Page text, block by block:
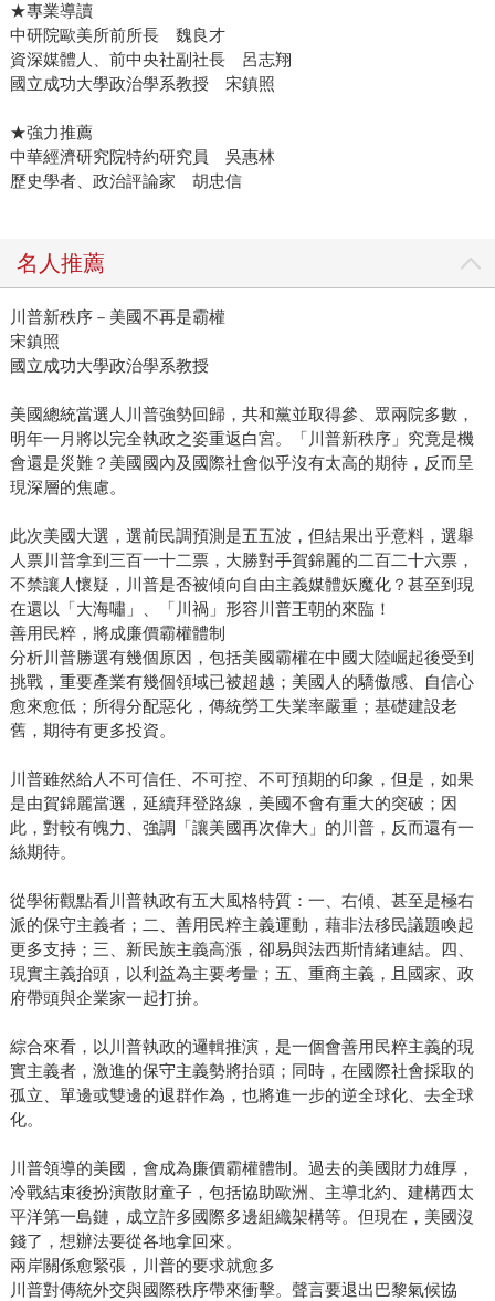
★專業導讀
中研院歐美所前所長 魏良才
資深媒體人、前中央社副社長 呂志翔
國立成功大學政治學系教授 宋鎮照
★強力推薦
中華經濟研究院特約研究員 吳惠林
歷史學者、政治評論家 胡忠信
名人推薦
川普新秩序－美國不再是霸權
宋鎮照
國立成功大學政治學系教授
美國總統當選人川普強勢回歸，共和黨並取得參、眾兩院多數，
明年一月將以完全執政之姿重返白宮。「川普新秩序」究竟是機
會還是災難？美國國內及國際社會似乎沒有太高的期待，反而呈
現深層的焦慮。
此次美國大選，選前民調預測是五五波，但結果出乎意料，選舉
人票川普拿到三百一十二票，大勝對手賀錦麗的二百二十六票，
不禁讓人懷疑，川普是否被傾向自由主義媒體妖魔化？甚至到現
在還以「大海嘯」、「川禍」形容川普王朝的來臨！
善用民粹，將成廉價霸權體制
分析川普勝選有幾個原因，包括美國霸權在中國大陸崛起後受到
挑戰，重要產業有幾個領域已被超越；美國人的驕傲感、自信心
愈來愈低；所得分配惡化，傳統勞工失業率嚴重；基礎建設老
舊，期待有更多投資。
川普雖然給人不可信任、不可控、不可預期的印象，但是，如果
是由賀錦麗當選，延續拜登路線，美國不會有重大的突破；因
此，對較有魄力、強調「讓美國再次偉大」的川普，反而還有一
絲期待。
從學術觀點看川普執政有五大風格特質：一、右傾、甚至是極右
派的保守主義者；二、善用民粹主義運動，藉非法移民議題喚起
更多支持；三、新民族主義高漲，卻易與法西斯情緒連結。四、
現實主義抬頭，以利益為主要考量；五、重商主義，且國家、政
府帶頭與企業家一起打拚。
綜合來看，以川普執政的邏輯推演，是一個會善用民粹主義的現
實主義者，激進的保守主義勢將抬頭；同時，在國際社會採取的
孤立、單邊或雙邊的退群作為，也將進一步的逆全球化、去全球
化。
川普領導的美國，會成為廉價霸權體制。過去的美國財力雄厚，
冷戰結束後扮演散財童子，包括協助歐洲、主導北約、建構西太
平洋第一島鏈，成立許多國際多邊組織架構等。但現在，美國沒
錢了，想辦法要從各地拿回來。
兩岸關係愈緊張，川普的要求就愈多
川普對傳統外交與國際秩序帶來衝擊。聲言要退出巴黎氣候協